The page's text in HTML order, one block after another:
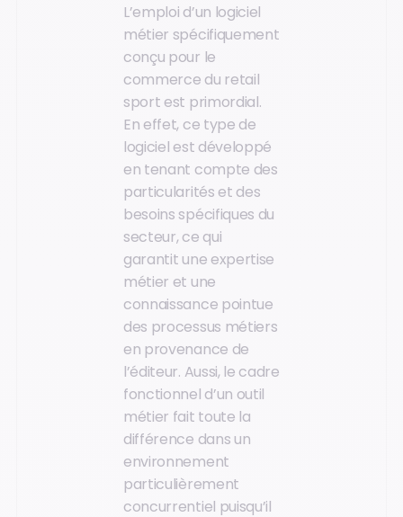
L’emploi d’un logiciel
métier spécifiquement
conçu pour le
commerce du retail
sport est primordial.
En effet, ce type de
logiciel est développé
en tenant compte des
particularités et des
besoins spécifiques du
secteur, ce qui
garantit une expertise
métier et une
connaissance pointue
des processus métiers
en provenance de
l’éditeur. Aussi, le cadre
fonctionnel d’un outil
métier fait toute la
différence dans un
environnement
particulièrement
concurrentiel puisqu’il